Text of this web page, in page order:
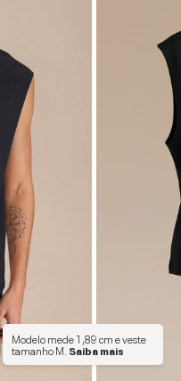
Modelo mede1,89 cme veste
tamanhoM Saiba mais